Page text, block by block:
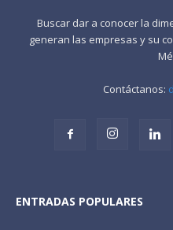
Buscar dar a conocer la
generan las empresas y su
Contáctanos:
ENTRADAS POPULARES